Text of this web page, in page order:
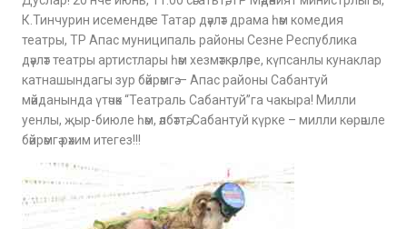
К.Тинчурин исемендәге Татар дәүләт драма һәм комедия
театры, ТР Апас муниципаль районы Сезне Республика
дәүләт театры артистлары һәм хезмәткәрләре, күпсанлы кунаклар
катнашындагы зур бәйрәмгә — Апас районы Сабантуй
мәйданында үтәчәк “Театраль Сабантуй”га чакыра! Милли
уенлы, җыр-биюле һәм, әлбәттә, Сабантуй күрке – милли көрәшле
бәйрәмгә рәхим итегез!!!